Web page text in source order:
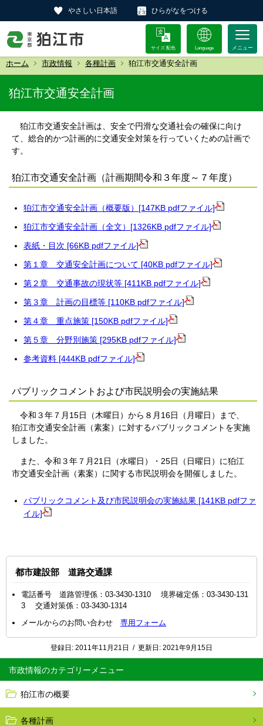
やさしい日本語 ひらがなをつける
サイズ 配色 Language
ホーム 市政情報 各種計画 狛江市交通安全計画
市政情報
狛江市の概要
各種計画
狛江市交通安全計画
狛江市交通安全計画は、安全で円滑な交通社会の確保に向け
て、総合的かつ計画的に交通安全対策を行っていくための計画で
す。
狛江市交通安全計画（計画期間令和３年度～７年度）
狛江市交通安全計画（概要版）[147KB pdfファイル]
狛江市交通安全計画（全文）[1326KB pdfファイル]
表紙・目次 [66KB pdfファイル]
第１章 交通安全計画について [40KB pdfファイル]
第２章 交通事故の現状等 [411KB pdfファイル]
第３章 計画の目標等 [110KB pdfファイル]
第４章 重点施策 [150KB pdfファイル]
第５章 分野別施策 [295KB pdfファイル]
参考資料 [444KB pdfファイル]
パブリックコメントおよび市民説明会の実施結果
令和３年７月15日（木曜日）から８月16日（月曜日）まで、
狛江市交通安全計画（素案）に対するパブリックコメントを実施
しました。
また、令和３年７月21日（水曜日）・25日（日曜日）に狛江
市交通安全計画（素案）に関する市民説明会を開催しました。
パブリックコメント及び市民説明会の実施結果 [141KB pdfファ
イル]
都市建設部 道路交通課
電話番号 道路管理係：03-3430-1310 境界確定係：03-3430-131
3 交通対策係：03-3430-1314
メールからのお問い合わせ 専用フォーム
登録日: 2011年11月21日 / 更新日: 2021年9月15日